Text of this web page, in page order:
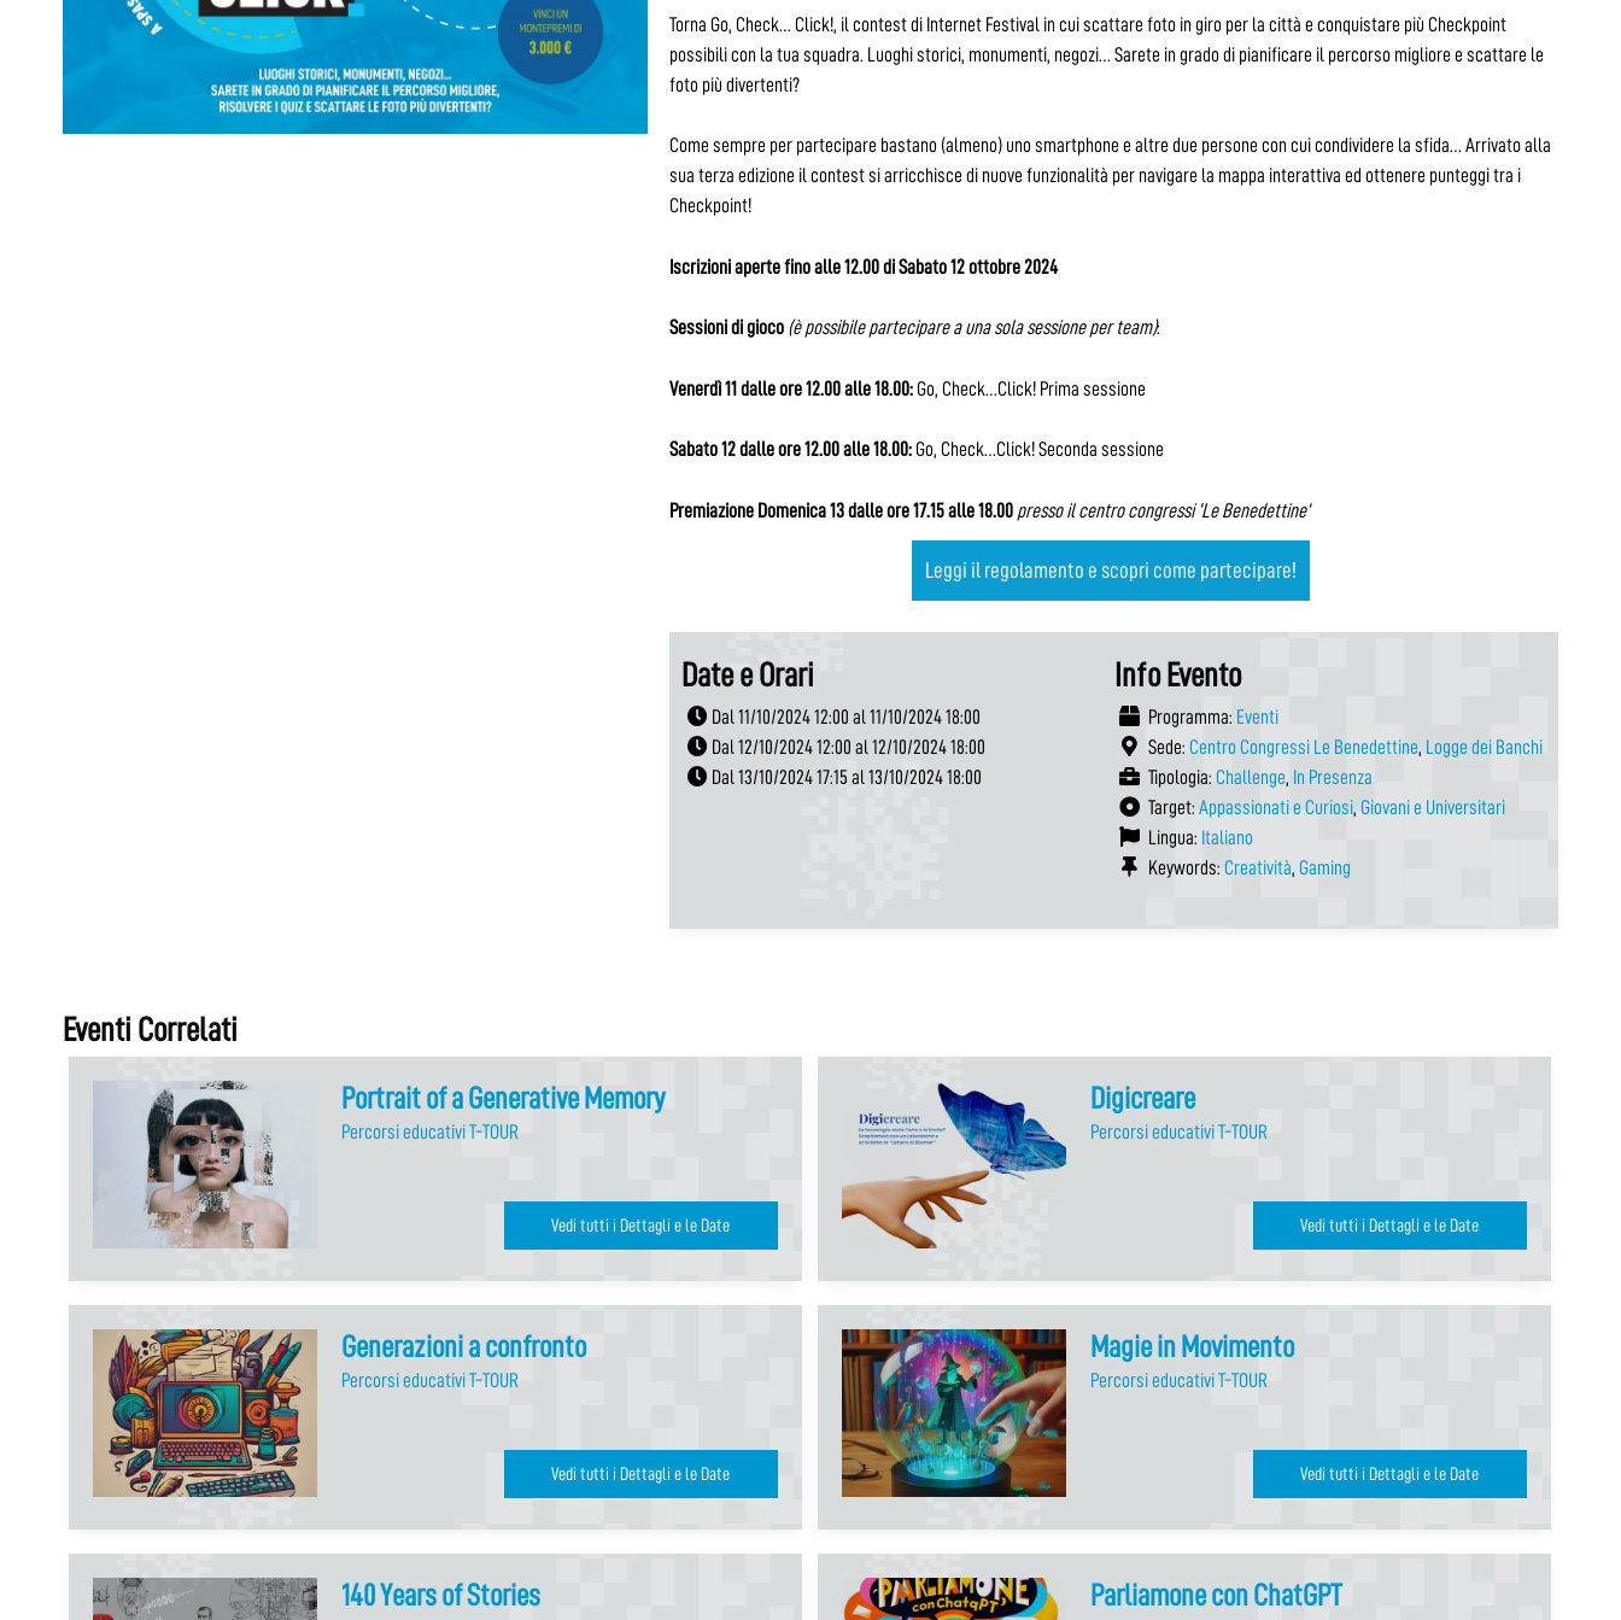
Torna Go, Check… Click!, il contest di Internet Festival in cui scattare foto in giro per la città e conquistare più Checkpoint
possibili con la tua squadra. Luoghi storici, monumenti, negozi… Sarete in grado di pianificare il percorso migliore e scattare le
foto più divertenti?
Come sempre per partecipare bastano (almeno) uno smartphone e altre due persone con cui condividere la sfida… Arrivato alla
sua terza edizione il contest si arricchisce di nuove funzionalità per navigare la mappa interattiva ed ottenere punteggi tra i
Checkpoint!
Iscrizioni aperte fino alle 12.00 di Sabato 12 ottobre 2024
Sessioni di gioco (èpossibile partecipare a una sola sessione per team):
Venerdì 11 dalle ore 12.00 alle 18.00:Go, Check…Click! Prima sessione
Sabato 12 dalle ore 12.00 alle 18.00:Go, Check…Click! Seconda sessione
Premiazione Domenica 13 dalle ore 17.15 alle 18.00 presso il centro congressi ‘Le Benedettine’
Leggi il regolamento e scopri come partecipare!
Date e Orari
Dal 11/10/2024 12:00 al 11/10/2024 18:00
Dal 12/10/2024 12:00 al 12/10/2024 18:00
Dal 13/10/2024 17:15 al 13/10/2024 18:00
Info Evento
Programma: Eventi
Sede: Centro Congressi Le Benedettine, Logge dei Banchi
Tipologia: Challenge, In Presenza
Target: Appassionati e Curiosi, Giovani e Universitari
Lingua: Italiano
Keywords: Creatività, Gaming
Eventi Correlati
Portrait of a Generative Memory
Percorsi educativi T-TOUR
Vedi tutti i Dettagli e le Date
Digicreare
Percorsi educativi T-TOUR
Vedi tutti i Dettagli e le Date
Generazioni a confronto
Percorsi educativi T-TOUR
Vedi tutti i Dettagli e le Date
Magie in Movimento
Percorsi educativi T-TOUR
Vedi tutti i Dettagli e le Date
140 Years of Stories Parliamone con ChatGPT